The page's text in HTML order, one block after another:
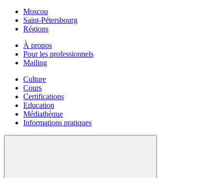
Moscou
Saint-Pétersbourg
Régions
À propos
Pour les professionnels
Mailing
Culture
Cours
Certifications
Education
Médiathèque
Informations pratiques